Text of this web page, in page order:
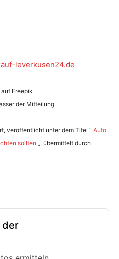
leverkusen24.de
Freepik
der Mitteilung.
veröffentlicht unter dem Titel “ Auto
sollten „, übermittelt durch
der